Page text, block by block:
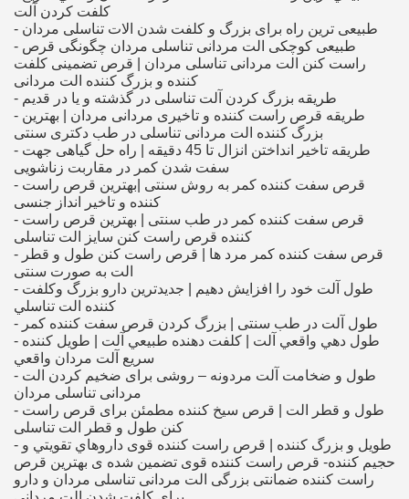
كلفت كردن آلت
- طبیعی ترین راه برای بزرگ و کلفت شدن الات تناسلی مردان
- طبیعی کوچکی الت مردانی تناسلی مردان چگونگی قرص
راست کنن الت مردانی تناسلی مردان | قرص تضمینی کلفت
کننده و بزرگ کننده الت مردانی
- طریقه بزرگ کردن آلت تناسلی در گذشته و یا در قدیم
- طریقه قرص راست کننده و تاخیری مردانی مردان | بهترین
بزرگ کننده الت مردانی تناسلی در طب دکتری سنتی
- طریقه تاخیر انداختن انزال تا 45 دقیقه | راه حل گیاهی جهت
سفت شدن کمر در مقاربت زناشویی
- قرص سفت کننده کمر به روش سنتی |بهترین قرص راست
کننده و تاخیر انداز جنسی
- قرص سفت کننده کمر در طب سنتی | بهترین قرص راست
کننده قرص راست کنن سایز الت تناسلی
- قرص سفت کننده کمر مرد ها | قرص راست کنن طول و قطر
الت به صورت سنتی
- طول آلت خود را افزايش دهيم | جديدترين دارو بزرگ وكلفت
كننده الت تناسلي
- طول آلت در طب سنتی | بزرگ کردن قرص سفت کننده کمر
- طول دهي واقعي آلت | كلفت دهنده طبيعي آلت | طويل كننده
سريع آلت مردان واقعي
- طول و ضخامت آلت مردونه – روشی برای ضخیم کردن الت
مردانی تناسلی مردان
- طول و قطر الت | قرص سیخ کننده مطمئن برای قرص راست
کنن طول و قطر الت تناسلی
- طويل و بزرگ كننده | قرص راست کننده قوی داروهاي تقويتي و
حجيم كننده- قرص راست کننده قوی تضمین شده ی بهترین قرص
راست کننده ضمانتی بزرگی الت مردانی تناسلی مردان و دارو